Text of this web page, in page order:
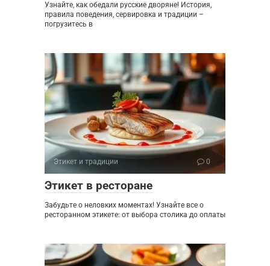
Узнайте, как обедали русские дворяне! История,
правила поведения, сервировка и традиции –
погрузитесь в
Этикет и традиции 0
Этикет в ресторане
Забудьте о неловких моментах! Узнайте все о
ресторанном этикете: от выбора столика до оплаты